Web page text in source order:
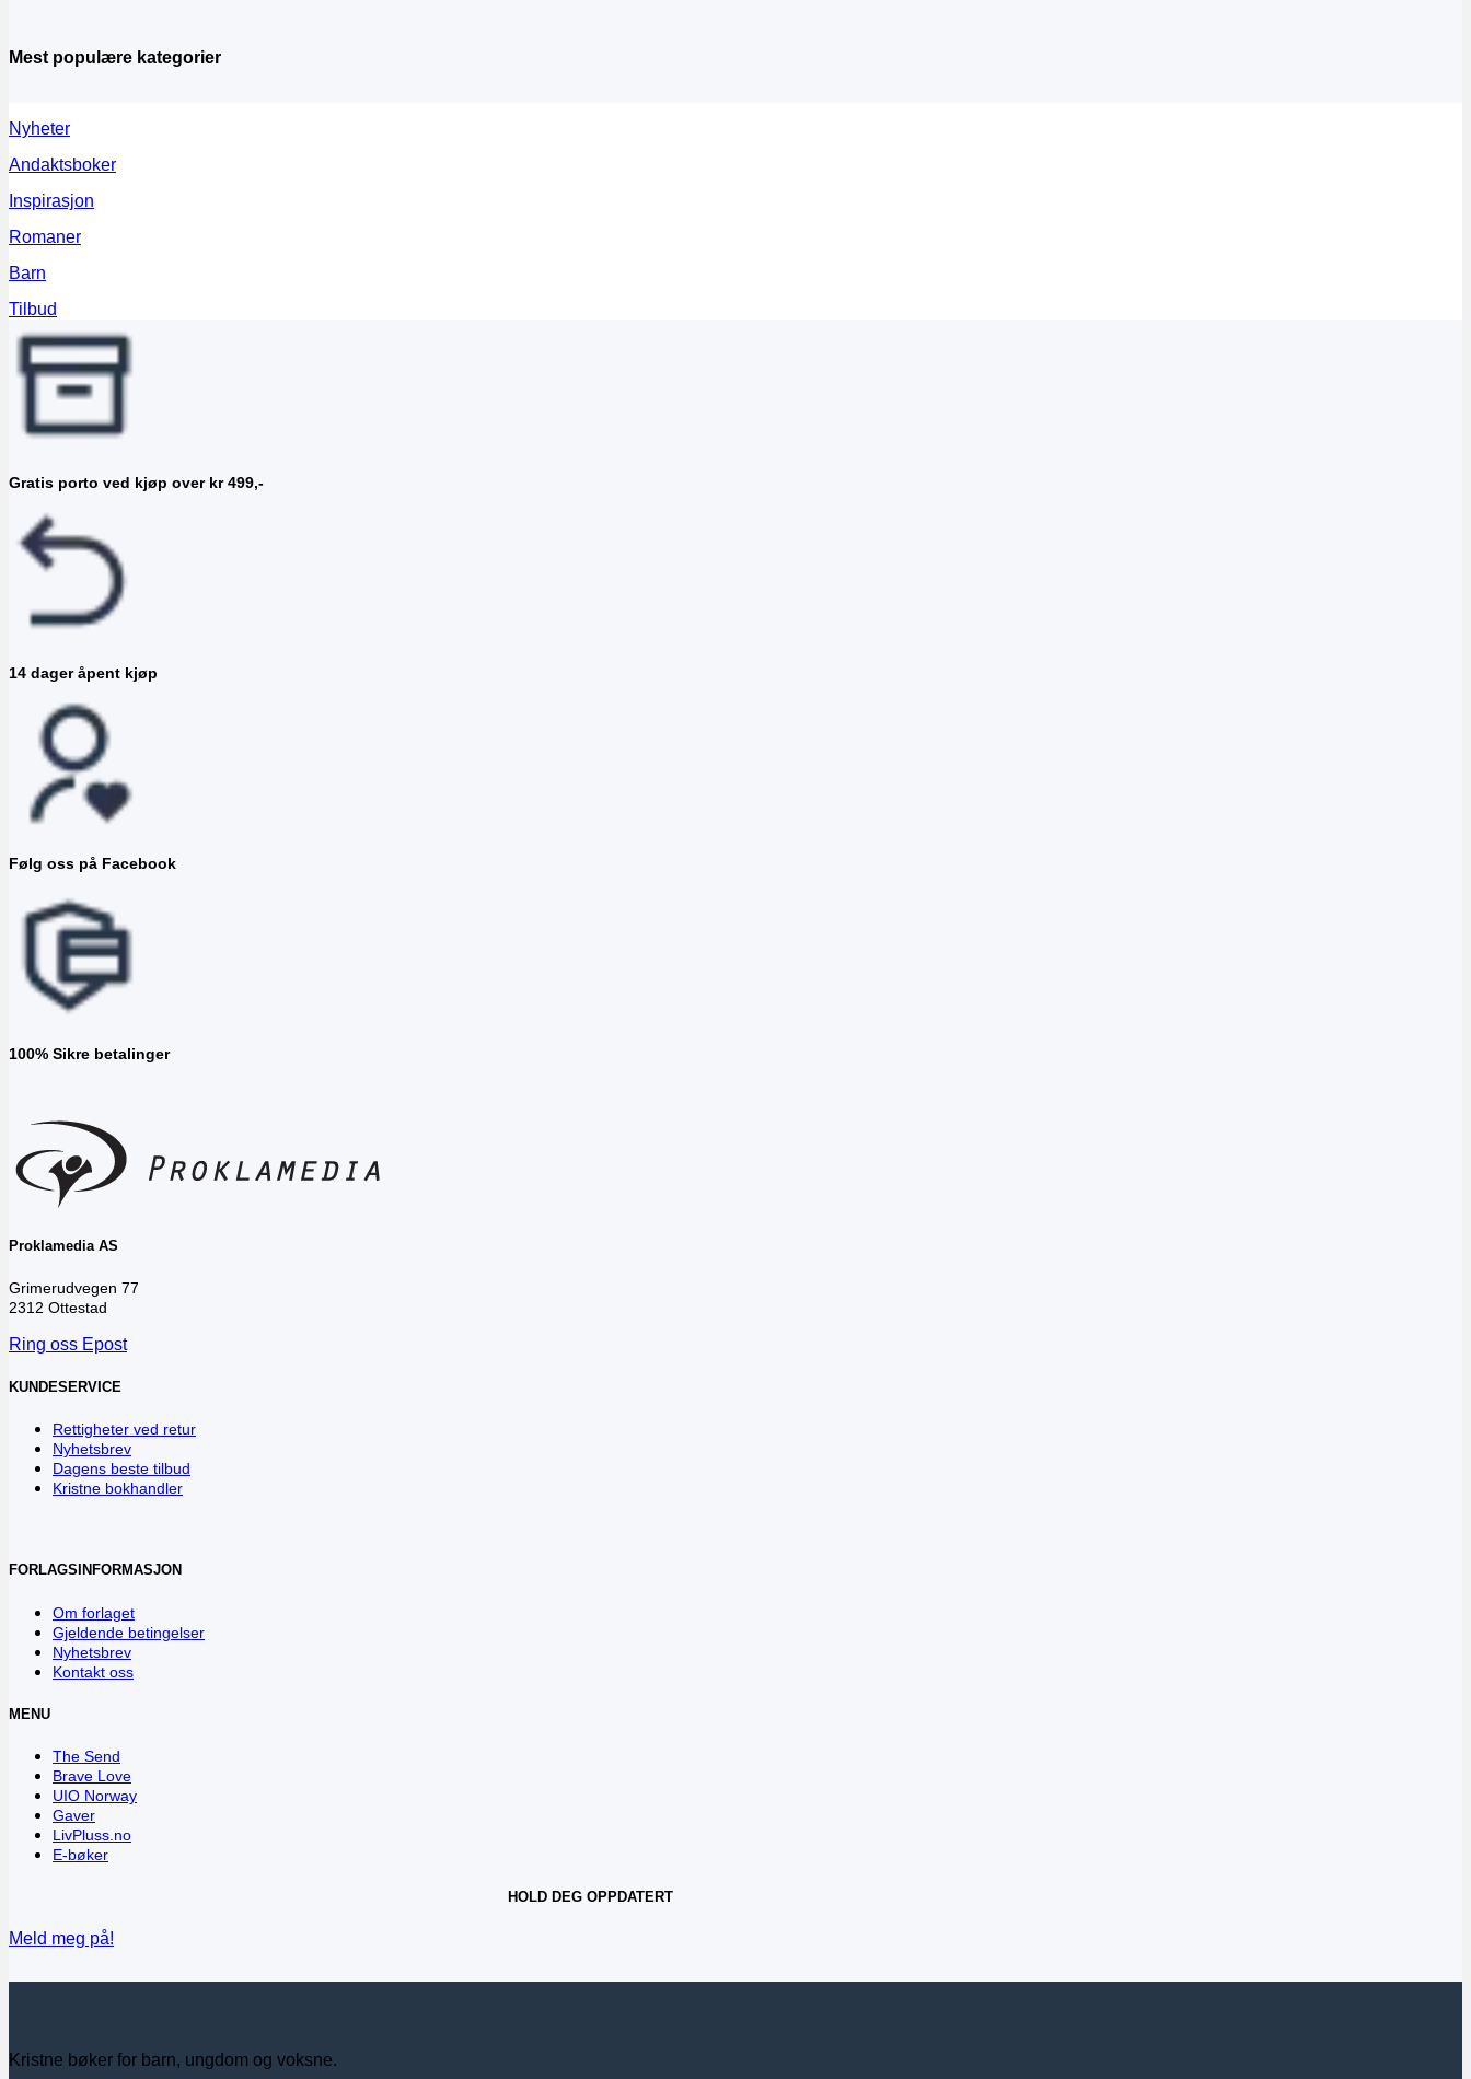
Mest populære kategorier
Nyheter
Andaktsboker
Inspirasjon
Romaner
Barn
Tilbud
Gratis porto ved kjøp over kr 499,-
14 dager åpent kjøp
Følg oss på Facebook
100% Sikre betalinger
Proklamedia AS
Grimerudvegen 77
2312 Ottestad
Ring oss Epost
KUNDESERVICE
Rettigheter ved retur
Nyhetsbrev
Dagens beste tilbud
Kristne bokhandler
FORLAGSINFORMASJON
Om forlaget
Gjeldende betingelser
Nyhetsbrev
Kontakt oss
MENU
The Send
Brave Love
UIO Norway
Gaver
LivPluss.no
E-bøker
HOLD DEG OPPDATERT
Meld meg på!
Kristne bøker for barn, ungdom og voksne.